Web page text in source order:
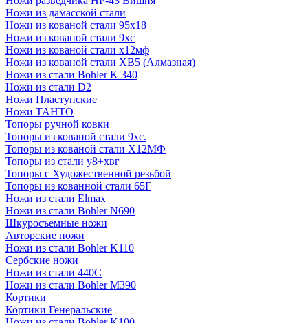
Ножи из дамасской стали
Ножи из кованой стали 95х18
Ножи из кованой стали 9хс
Ножи из кованой стали х12мф
Ножи из кованой стали ХВ5 (Алмазная)
Ножи из стали Bohler K 340
Ножи из стали D2
Ножи Пластунские
Ножи ТАНТО
Топоры ручной ковки
Топоры из кованой стали 9хс.
Топоры из кованой стали Х12МФ
Топоры из стали у8+хвг
Топоры с Художественной резьбой
Топоры из кованной стали 65Г
Ножи из стали Elmax
Ножи из стали Bohler N690
Шкуросъемные ножи
Авторские ножи
Ножи из стали Bohler K110
Сербские ножи
Ножи из стали 440С
Ножи из стали Bohler M390
Кортики
Кортики Генеральские